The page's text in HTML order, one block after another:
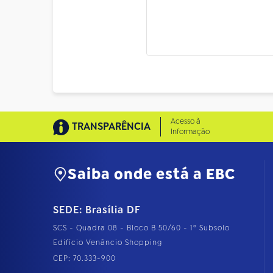
TRANSPARÊNCIA
Acesso à
Informação
Saiba onde está a EBC
SEDE: Brasília DF
SCS - Quadra 08 - Bloco B 50/60 - 1º Subsolo
Edifício Venâncio Shopping
CEP: 70.333-900